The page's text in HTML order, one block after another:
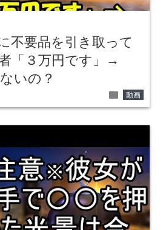
不要品を引き取って
「３万円です」→
いの？
folder 動画